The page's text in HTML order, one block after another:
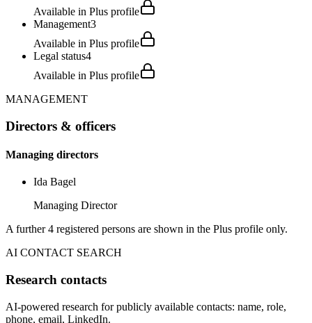
Available in Plus profile
Management3
Available in Plus profile
Legal status4
Available in Plus profile
MANAGEMENT
Directors & officers
Managing directors
Ida Bagel
Managing Director
A further 4 registered persons are shown in the Plus profile only.
AI CONTACT SEARCH
Research contacts
AI-powered research for publicly available contacts: name, role,
phone, email, LinkedIn.